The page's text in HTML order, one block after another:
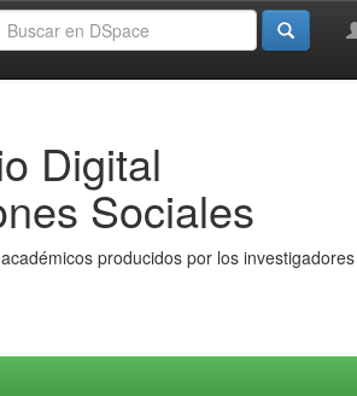
Digital
Sociales
producidos por los